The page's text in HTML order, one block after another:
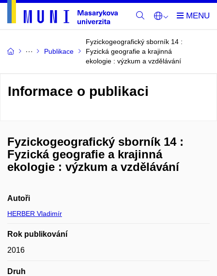
Publikace
Fyzickogeografický sborník 14 :
Fyzická geografie a krajinná
ekologie : výzkum a vzdělávání
Informace o publikaci
Fyzickogeografický sborník 14 :
Fyzická geografie a krajinná
ekologie : výzkum a vzdělávání
Autoři
HERBER Vladimír
Rok publikování
2016
Druh